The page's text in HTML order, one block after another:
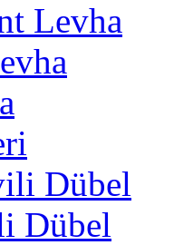
Levha
Dübel
Dübel